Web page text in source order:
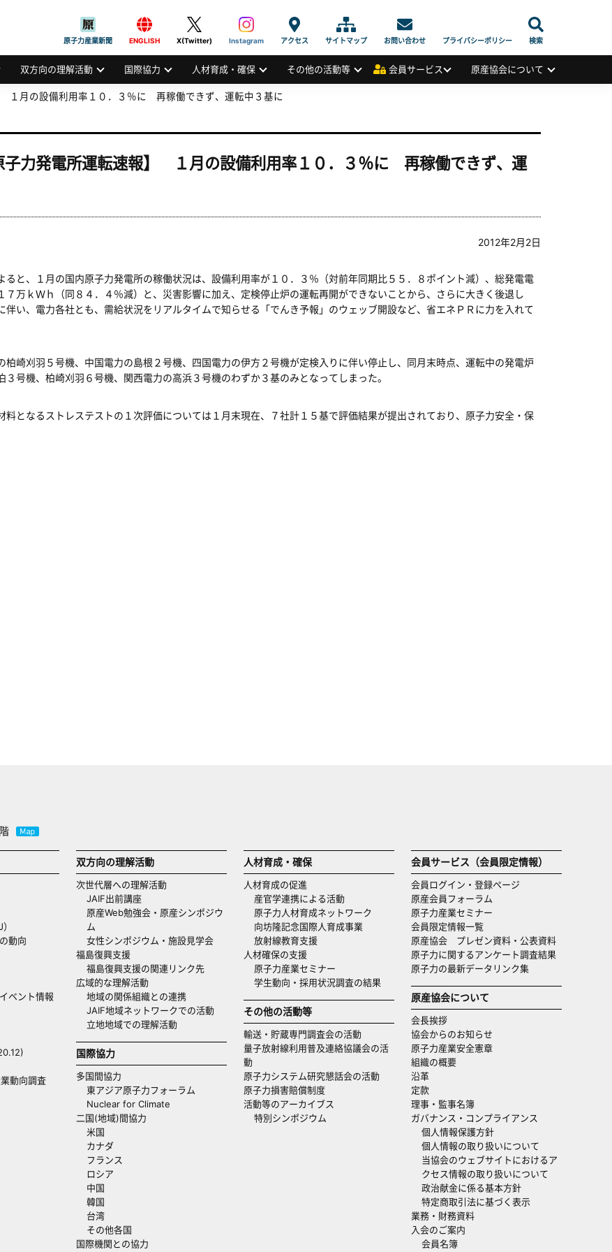
ATOMIC INDUSTRIAL FORUM, INC.
原子力産業新聞 ENGLISH X(Twitter) Instagram アクセス サイトマップ お問い合わせ プライバシーポリシー 検索
双方向の理解活動 国際協力 人材育成・確保 その他の活動等 会員サービス 原産協会について
１月の設備利用率１０．３％に 再稼働できず、運転中３基に
子力発電所運転速報】 １月の設備利用率１０．３％に 再稼働できず、運
2012年2月2日
ると、１月の国内原子力発電所の稼働状況は、設備利用率が１０．３％（対前年同期比５５．８ポイント減）、総発電電
７万ｋＷｈ（同８４．４％減）と、災害影響に加え、定検停止炉の運転再開ができないことから、さらに大きく後退し
伴い、電力各社とも、需給状況をリアルタイムで知らせる「でんき予報」のウェッブ開設など、省エネＰＲに力を入れて
柏崎刈羽５号機、中国電力の島根２号機、四国電力の伊方２号機が定検入りに伴い停止し、同月末時点、運転中の発電炉
３号機、柏崎刈羽６号機、関西電力の高浜３号機のわずか３基のみとなってしまった。
料となるストレステストの１次評価については１月末現在、７社計１５基で評価結果が提出されており、原子力安全・保
動向
ベント情報
動向調査
双方向の理解活動
次世代層への理解活動
JAIF出前講座
原産Web勉強会・原産シンポジウ
ム
女性シンポジウム・施設見学会
福島復興支援
福島復興支援の関連リンク先
広域的な理解活動
地域の関係組織との連携
JAIF地域ネットワークでの活動
立地地域での理解活動
国際協力
多国間協力
東アジア原子力フォーラム
Nuclear for Climate
二国(地域)間協力
米国
カナダ
フランス
ロシア
中国
韓国
台湾
その他各国
国際機関との協力
人材育成・確保
人材育成の促進
産官学連携による活動
原子力人材育成ネットワーク
向坊隆記念国際人育成事業
放射線教育支援
人材確保の支援
原子力産業セミナー
学生動向・採用状況調査の結果
その他の活動等
輸送・貯蔵専門調査会の活動
量子放射線利用普及連絡協議会の活
動
原子力システム研究懇話会の活動
原子力損害賠償制度
活動等のアーカイブス
特別シンポジウム
会員サービス（会員限定情報）
会員ログイン・登録ページ
原産会員フォーラム
原子力産業セミナー
会員限定情報一覧
原産協会 プレゼン資料・公表資料
原子力に関するアンケート調査結果
原子力の最新データリンク集
原産協会について
会長挨拶
協会からのお知らせ
原子力産業安全憲章
組織の概要
沿革
定款
理事・監事名簿
ガバナンス・コンプライアンス
個人情報保護方針
個人情報の取り扱いについて
当協会のウェブサイトにおけるア
クセス情報の取り扱いについて
政治献金に係る基本方針
特定商取引法に基づく表示
業務・財務資料
入会のご案内
会員名簿